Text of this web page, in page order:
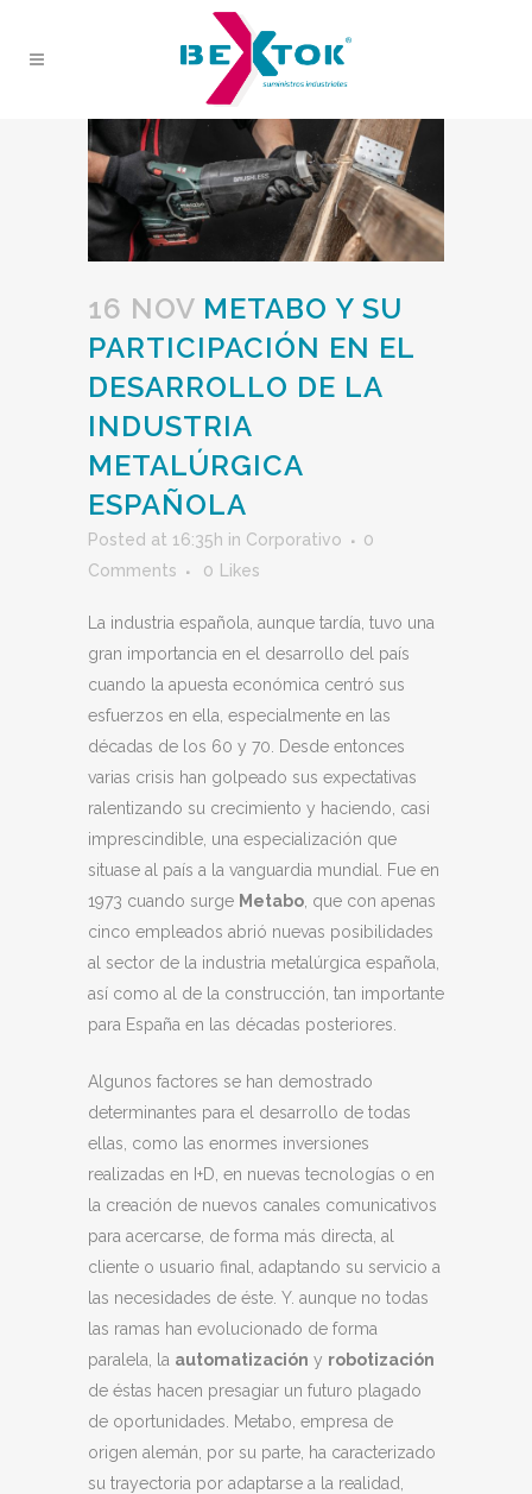
16 NOV METABO Y SU
PARTICIPACIÓN EN EL
DESARROLLO DE LA
INDUSTRIA
METALÚRGICA
ESPAÑOLA
Posted at 16:35h in Corporativo
0
Comments
0 Likes
La industria española, aunque tardía, tuvo una
gran importancia en el desarrollo del país
cuando la apuesta económica centró sus
esfuerzos en ella, especialmente en las
décadas de los 60 y 70. Desde entonces
varias crisis han golpeado sus expectativas
ralentizando su crecimiento y haciendo, casi
imprescindible, una especialización que
situase al país a la vanguardia mundial. Fue en
1973 cuando surge Metabo , que con apenas
cinco empleados abrió nuevas posibilidades
al sector de la industria metalúrgica española,
así como al de la construcción, tan importante
para España en las décadas posteriores.
Algunos factores se han demostrado
determinantes para el desarrollo de todas
ellas, como las enormes inversiones
realizadas en I+D, en nuevas tecnologías o en
la creación de nuevos canales comunicativos
para acercarse, de forma más directa, al
cliente o usuario final, adaptando su servicio a
las necesidades de éste. Y. aunque no todas
las ramas han evolucionado de forma
paralela, la automatización y robotización
de éstas hacen presagiar un futuro plagado
de oportunidades. Metabo, empresa de
origen alemán, por su parte, ha caracterizado
su trayectoria por adaptarse a la realidad,